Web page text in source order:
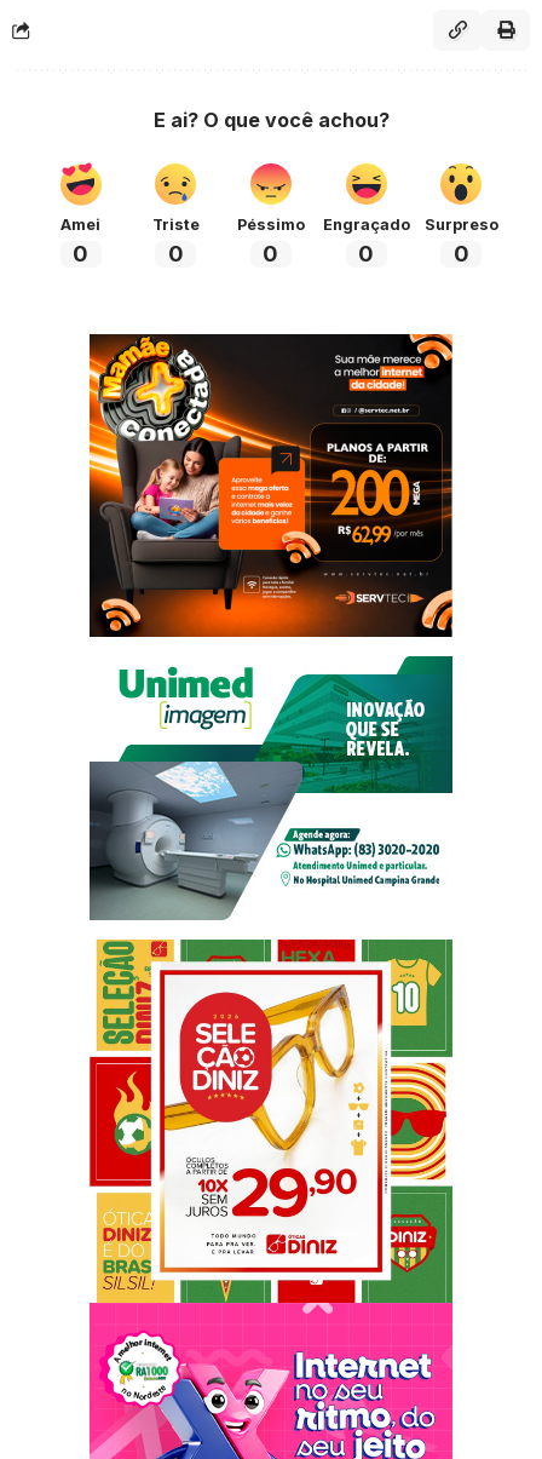
E ai? O que você achou?
Amei
0
Triste
0
Péssimo
0
Engraçado
0
Surpreso
0